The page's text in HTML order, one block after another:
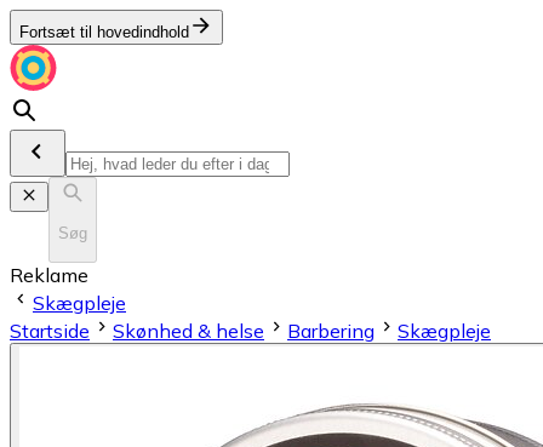
Fortsæt til hovedindhold
Søg
Reklame
Skægpleje
Startside
Skønhed & helse Barbering Skægpleje